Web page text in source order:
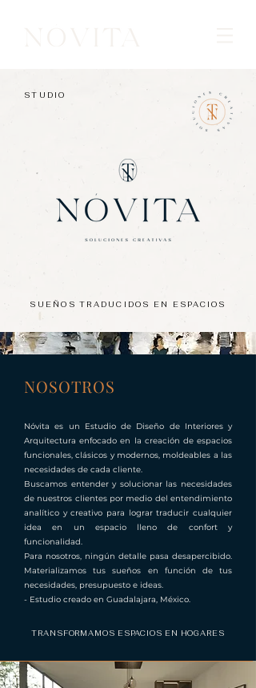
STUDIO
SUEÑOS TRADUCIDOS EN ESPACIOS
NOSOTROS
Nóvita es un Estudio de Diseño de Interiores y
Arquitectura enfocado en la creación de espacios
funcionales, clásicos y modernos, moldeables a las
necesidades de cada cliente.
Buscamos entender y solucionar las necesidades
de nuestros clientes por medio del entendimiento
analítico y creativo para lograr traducir cualquier
idea en un espacio lleno de confort y
funcionalidad.
Para nosotros, ningún detalle pasa desapercibido.
Materializamos tus sueños en función de tus
necesidades, presupuesto e ideas.
- Estudio creado en Guadalajara, México.
TRANSFORMAMOS ESPACIOS EN HOGARES